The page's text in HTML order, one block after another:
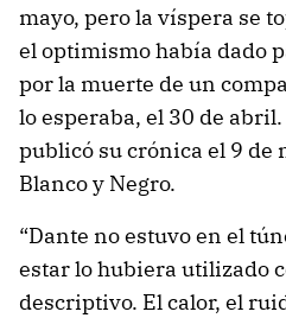
mayo, pero la víspera se
el optimismo había dado
por la muerte de un
lo esperaba, el 30 de
publicó su crónica el 9 de
Blanco y Negro.
“Dante no estuvo en el
estar lo hubiera utilizado
descriptivo. El calor, el